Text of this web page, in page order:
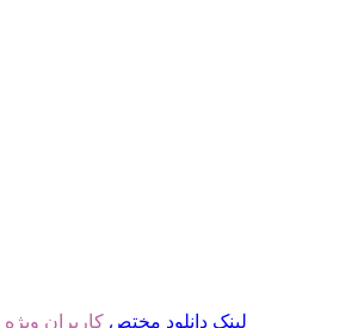
لینک دانلود مختص کاربران ویژه